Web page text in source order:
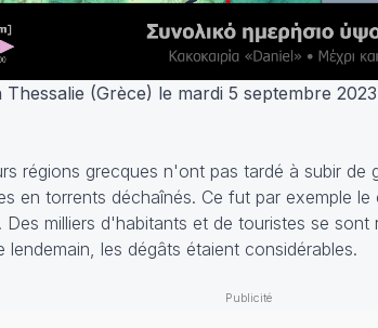
(Grèce) le mardi 5 septembre 2023
régions grecques n'ont pas tardé à subir de
en torrents déchaînés. Ce fut par exemple
milliers d'habitants et de touristes se
lendemain, les dégâts étaient considérables.